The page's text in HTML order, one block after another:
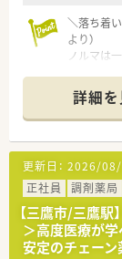
■新しい薬
いる薬剤
■メンタ
■新宿駅
ちたい方
＼落ち着
より）
ノルマは
さを何よ
＊
【店舗情報
■国分寺駅
1日40枚か
■薬剤師
業務負担
■近隣の医
会なども
詳細を
更新日： 2026/
正社員
調剤薬局
【三鷹市/三鷹駅
＞高度医療が学
安定のチェーン